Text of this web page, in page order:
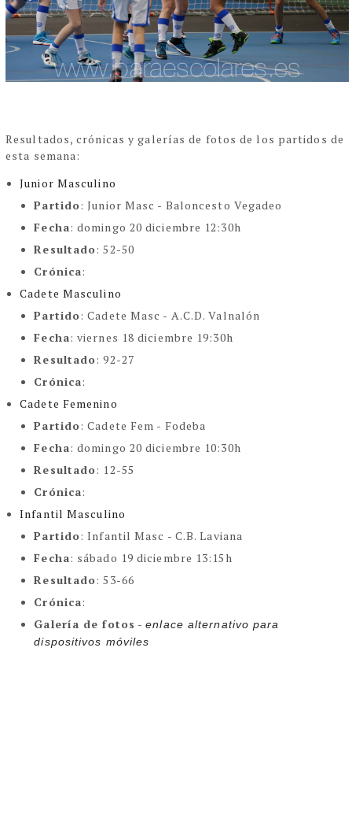
Resultados, crónicas y galerías de fotos de los partidos de
esta semana:
Junior Masculino
Partido:Junior Masc - Baloncesto Vegadeo
Fecha: domingo 20 diciembre 12:30h
Resultado: 52-50
Crónica:
Cadete Masculino
Partido:Cadete Masc - A.C.D. Valnalón
Fecha: viernes 18 diciembre 19:30h
Resultado: 92-27
Crónica:
Cadete Femenino
Partido:Cadete Fem - Fodeba
Fecha: domingo 20 diciembre 10:30h
Resultado: 12-55
Crónica:
Infantil Masculino
Partido:Infantil Masc - C.B. Laviana
Fecha: sábado 19 diciembre 13:15h
Resultado: 53-66
Crónica:
Galería de fotos -enlace alternativo para
dispositivos móviles